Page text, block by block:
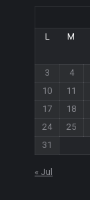
L
M
3
4
10
11
17
18
24
25
31
« Jul